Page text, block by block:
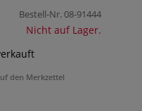
Bestell-Nr.08-91444
Nicht auf Lager.
den Merkzettel